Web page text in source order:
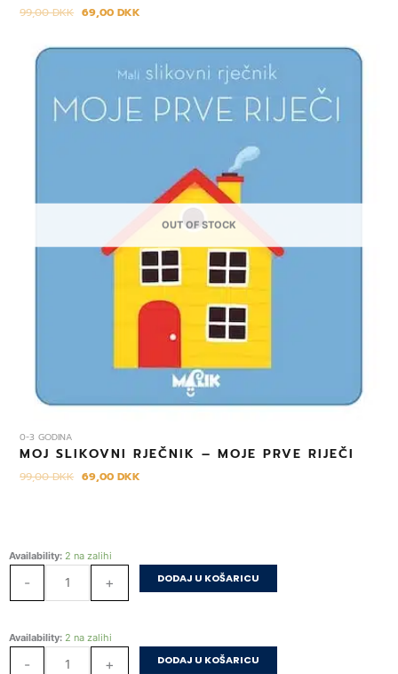
99,00DKK 69,00DKK
OUT OF STOCK
0-3 GODINA
MOJ SLIKOVNI RJEČNIK – MOJE PRVE RIJEČI
99,00DKK
cijena
69,00DKK
cijena
69,00 DKK.
Availability: 2 na zalihi
-
Piši-
+ DODAJ U KOŠARICU
Availability: 2 na zalihi
-
Piši-
+ DODAJ U KOŠARICU